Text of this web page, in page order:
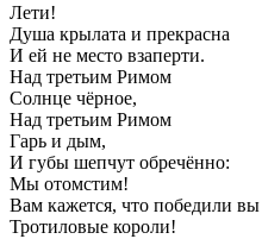
Лети!
Душа крылата и прекрасна
И ей не место взаперти.
Над третьим Римом
Солнце чёрное,
Над третьим Римом
Гарь и дым,
И губы шепчут обречённо:
Мы отомстим!
Вам кажется, что победили
Тротиловые короли!